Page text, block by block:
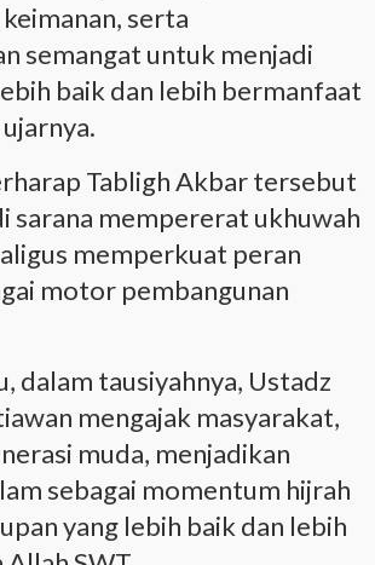
serta
semangat untuk menjadi
baik dan lebih bermanfaat
ujarnya.
Tabligh Akbar tersebut
sarana mempererat ukhuwah
memperkuat peran
motor pembangunan
dalam tausiyahnya, Ustadz
mengajak masyarakat,
muda, menjadikan
sebagai momentum hijrah
yang lebih baik dan lebih